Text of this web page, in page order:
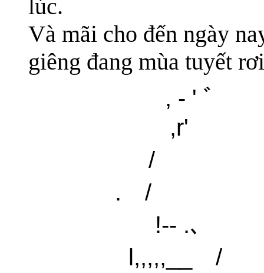
lúc.
Và mãi cho đến ngày
giêng đang mùa tuyết
, - ' ﾞ
,r'
/
. /
!-- .､ ,
l,,,,,__